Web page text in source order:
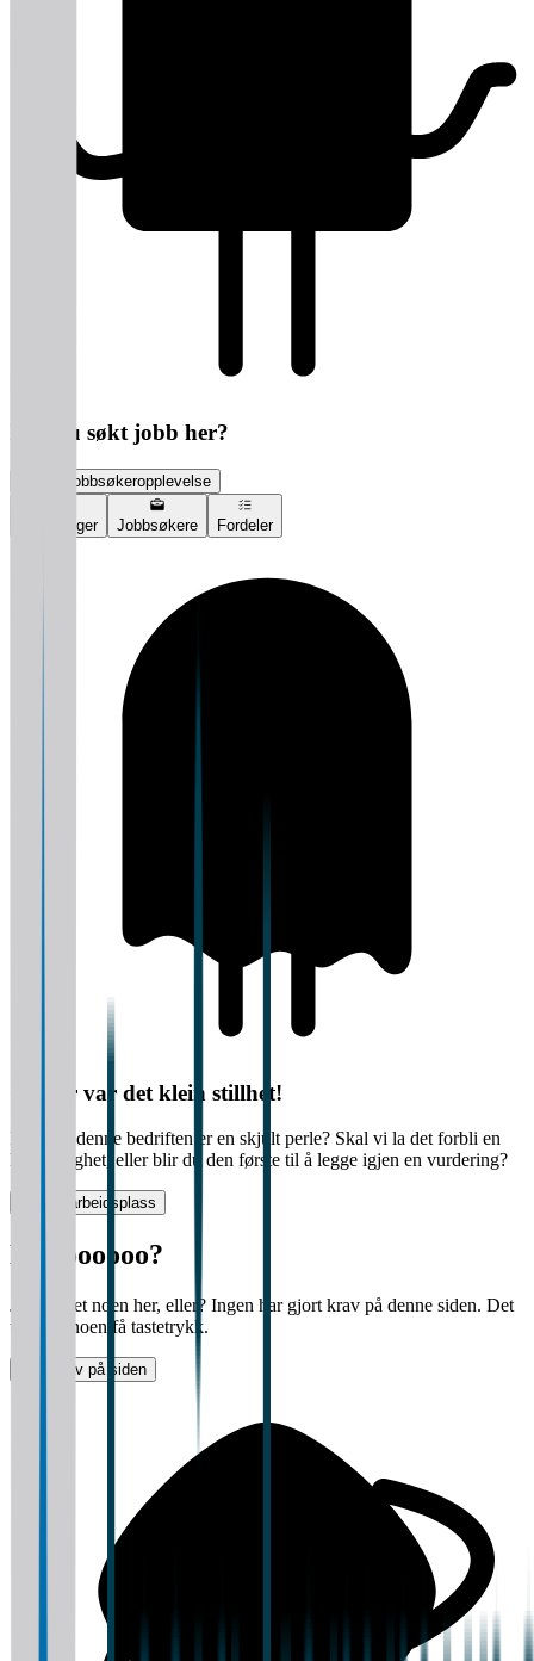
Har du søkt jobb her?
Vurder jobbsøkeropplevelse
Vurderinger Jobbsøkere Fordeler
Oi, her var det klein stillhet!
Kanskje denne bedriften er en skjult perle? Skal vi la det forbli en
hemmelighet, eller blir du den første til å legge igjen en vurdering?
Vurder arbeidsplass
Halloooooo?
Jobber det noen her, eller? Ingen har gjort krav på denne siden. Det
tar bare noen få tastetrykk.
Gjør krav på siden